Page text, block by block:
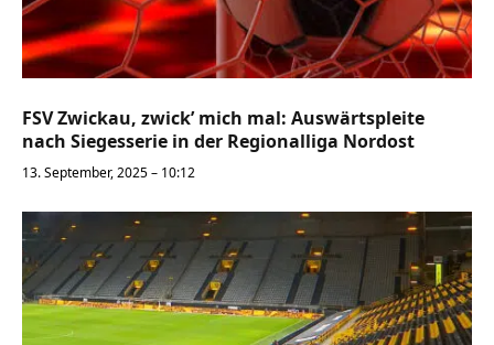
FSV Zwickau, zwick’ mich mal: Auswärtspleite
nach Siegesserie in der Regionalliga Nordost
13. September, 2025 – 10:12